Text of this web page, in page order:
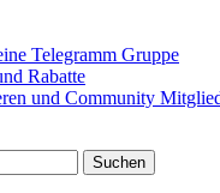
Telegramm Gruppe
Rabatte
und Community